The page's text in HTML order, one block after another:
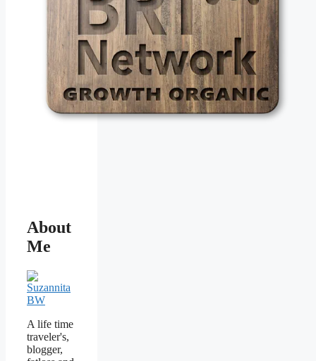
About
Me
A life time
traveler's,
blogger,